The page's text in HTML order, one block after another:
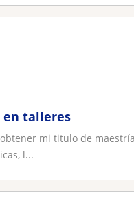
en talleres
mi titulo de
l...